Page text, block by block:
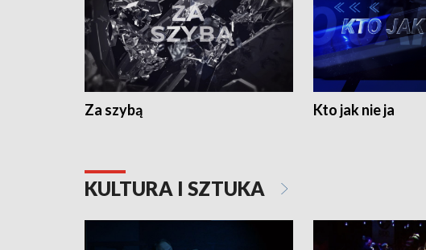
Za szybą Kto jak nie ja
KULTURA I SZTUKA